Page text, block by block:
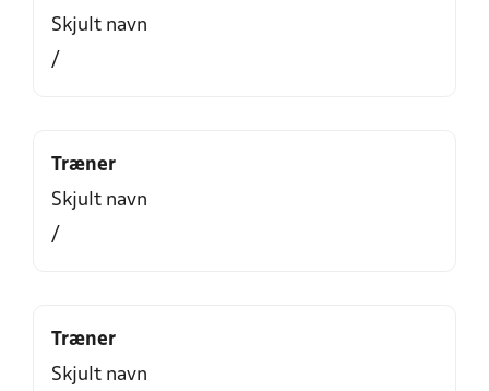
Skjult navn
/
Træner
Skjult navn
/
Træner
Skjult navn